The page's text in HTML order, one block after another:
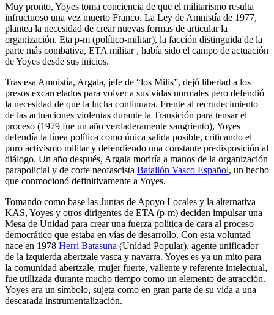
Muy pronto, Yoyes toma conciencia de que el militarismo resulta
infructuoso una vez muerto Franco. La Ley de Amnistía de 1977,
plantea la necesidad de crear nuevas formas de articular la
organización. Eta p-m (político-militar), la facción distinguida de la
parte más combativa, ETA militar , había sido el campo de actuación
de Yoyes desde sus inicios.
Tras esa Amnistía, Argala, jefe de “los Milis”, dejó libertad a los
presos excarcelados para volver a sus vidas normales pero defendió
la necesidad de que la lucha continuara. Frente al recrudecimiento
de las actuaciones violentas durante la Transición para tensar el
proceso (1979 fue un año verdaderamente sangriento), Yoyes
defendía la línea política como única salida posible, criticando el
puro activismo militar y defendiendo una constante predisposición al
diálogo. Un año después, Argala moriría a manos de la organización
parapolicial y de corte neofascista Batallón Vasco Español, un hecho
que conmocionó definitivamente a Yoyes.
Tomando como base las Juntas de Apoyo Locales y la alternativa
KAS, Yoyes y otros dirigentes de ETA (p-m) deciden impulsar una
Mesa de Unidad para crear una fuerza política de cara al proceso
democrático que estaba en vías de desarrollo. Con esta voluntad
nace en 1978 Herri Batasuna (Unidad Popular), agente unificador
de la izquierda abertzale vasca y navarra. Yoyes es ya un mito para
la comunidad abertzale, mujer fuerte, valiente y referente intelectual,
fue utilizada durante mucho tiempo como un elemento de atracción.
Yoyes era un símbolo, sujeta como en gran parte de su vida a una
descarada instrumentalización.